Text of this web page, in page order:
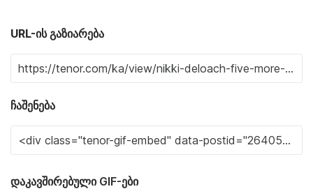
URL-ის გაზიარება
ჩაშენება
დაკავშირებული GIF-ები